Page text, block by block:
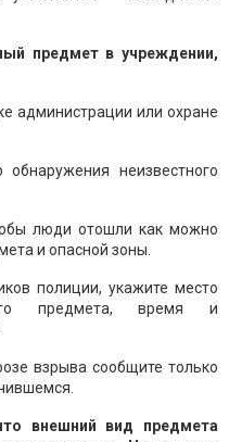
предмет в учреждении,
администрации или охране
неизвестного
люди отошли как можно
и опасной зоны.
полиции, укажите место
предмета, время и
взрыва сообщите только
внешний вид предмета